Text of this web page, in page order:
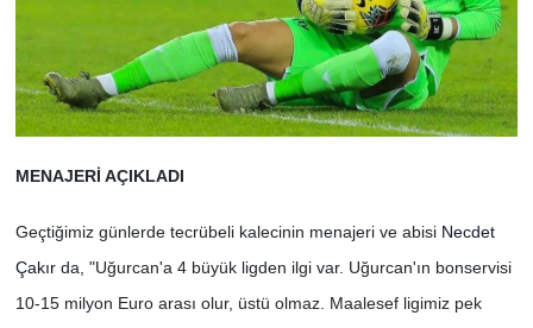
MENAJERİ AÇIKLADI
Geçtiğimiz günlerde tecrübeli kalecinin menajeri ve abisi Necdet
Çakırda, "Uğurcan'a 4 büyük ligden ilgi var. Uğurcan'ın bonservisi
10-15 milyon Euro arası olur, üstü olmaz. Maalesef ligimiz pek